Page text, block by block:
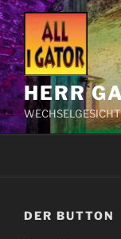
Zum
Inhalt
springen
HERR
DER BUTTON